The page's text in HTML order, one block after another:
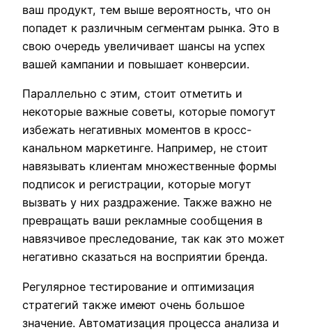
ваш продукт, тем выше вероятность, что он
попадет к различным сегментам рынка. Это в
свою очередь увеличивает шансы на успех
вашей кампании и повышает конверсии.
Параллельно с этим, стоит отметить и
некоторые важные советы, которые помогут
избежать негативных моментов в кросс-
канальном маркетинге. Например, не стоит
навязывать клиентам множественные формы
подписок и регистрации, которые могут
вызвать у них раздражение. Также важно не
превращать ваши рекламные сообщения в
навязчивое преследование, так как это может
негативно сказаться на восприятии бренда.
Регулярное тестирование и оптимизация
стратегий также имеют очень большое
значение. Автоматизация процесса анализа и